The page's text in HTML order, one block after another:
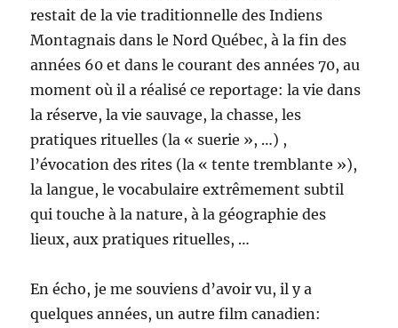
restait de la vie traditionnelle des Indiens
Montagnais dans le Nord Québec, à la fin des
années 60 et dans le courant des années 70, au
moment où il a réalisé ce reportage: la vie dans
la réserve, la vie sauvage, la chasse, les
pratiques rituelles (la « suerie », …) ,
l’évocation des rites (la « tente tremblante »),
la langue, le vocabulaire extrêmement subtil
qui touche à la nature, à la géographie des
lieux, aux pratiques rituelles, …
En écho, je me souviens d’avoir vu, il y a
quelques années, un autre film canadien: